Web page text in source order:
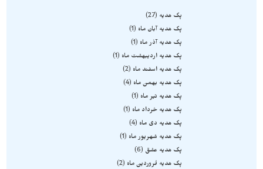
پک هدیه
27
پک هدیه آبان ماه
1
پک هدیه آذر ماه
1
پک هدیه اردیبهشت ماه
1
پک هدیه اسفند ماه
2
پک هدیه بهمن ماه
4
پک هدیه تیر ماه
1
پک هدیه خرداد ماه
1
پک هدیه دی ماه
4
پک هدیه شهریور ماه
1
پک هدیه عشق
6
پک هدیه فروردین ماه
2